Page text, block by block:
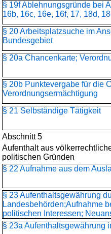
§ 19f Ablehnungsgründe bei
16b, 16c, 16e, 16f, 17, 18d,
§ 20 Arbeitsplatzsuche im
Bundesgebiet
§ 20a Chancenkarte;
§ 20b Punktevergabe für die
Verordnungsermächtigung
§ 21 Selbständige Tätigkeit
Abschnitt 5
Aufenthalt aus
politischen Gründen
§ 22 Aufnahme aus dem
§ 23 Aufenthaltsgewährung
Landesbehörden;Aufnahme
politischen Interessen;
§ 23a Aufenthaltsgewährung